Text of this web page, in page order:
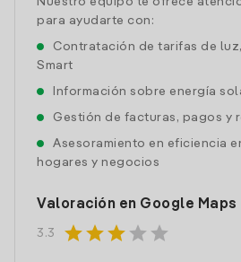
para ayudarte con:
Contratación de tarifas de
Smart
Información sobre energía
Gestión de facturas, pagos y
Asesoramiento en eficiencia
hogares y negocios
Valoración en Google Maps
3.3 starstarstar star star